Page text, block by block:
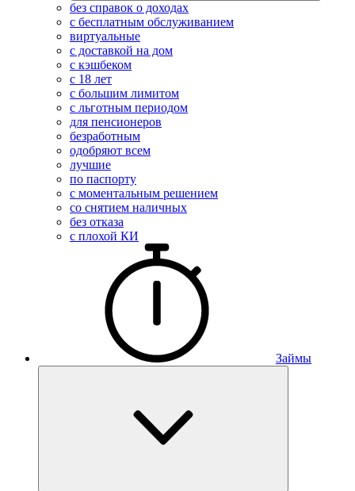
без справок о доходах
с бесплатным обслуживанием
виртуальные
с доставкой на дом
с кэшбеком
с 18 лет
с большим лимитом
с льготным периодом
для пенсионеров
безработным
одобряют всем
лучшие
по паспорту
с моментальным решением
со снятием наличных
без отказа
с плохой КИ
Займы